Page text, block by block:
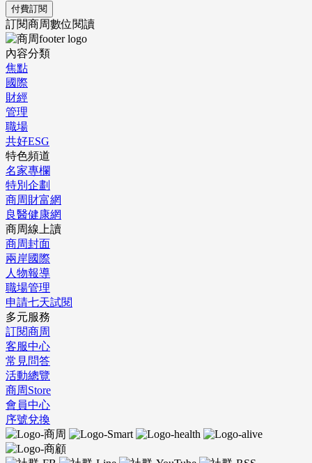
付費訂閱
訂閱商周數位閱讀
內容分類
焦點
國際
財經
管理
職場
共好ESG
特色頻道
名家專欄
特別企劃
商周財富網
良醫健康網
商周線上讀
商周封面
兩岸國際
人物報導
職場管理
申請七天試閱
多元服務
訂閱商周
客服中心
常見問答
活動總覽
商周Store
會員中心
序號兌換